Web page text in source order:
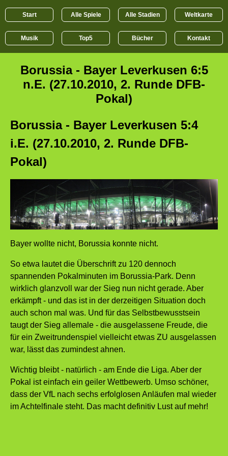
Start Alle Spiele Alle Stadien Weltkarte
Musik Top5 Bücher Kontakt
Borussia - Bayer Leverkusen 6:5
n.E. (27.10.2010, 2. Runde DFB-
Pokal)
Borussia - Bayer Leverkusen 5:4
i.E. (27.10.2010, 2. Runde DFB-
Pokal)
Bayer wollte nicht, Borussia konnte nicht.
So etwa lautet die Überschrift zu 120 dennoch
spannenden Pokalminuten im Borussia-Park. Denn
wirklich glanzvoll war der Sieg nun nicht gerade. Aber
erkämpft - und das ist in der derzeitigen Situation doch
auch schon mal was. Und für das Selbstbewusstsein
taugt der Sieg allemale - die ausgelassene Freude, die
für ein Zweitrundenspiel vielleicht etwas ZU ausgelassen
war, lässt das zumindest ahnen.
Wichtig bleibt - natürlich - am Ende die Liga. Aber der
Pokal ist einfach ein geiler Wettbewerb. Umso schöner,
dass der VfL nach sechs erfolglosen Anläufen mal wieder
im Achtelfinale steht. Das macht definitiv Lust auf mehr!